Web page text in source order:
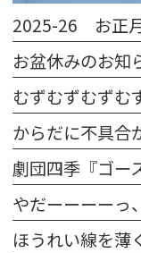
2025-26 お正
お盆休みのお知
むずむずむずむ
からだに不具
劇団四季『ゴー
やだーーーーっ
ほうれい線を薄